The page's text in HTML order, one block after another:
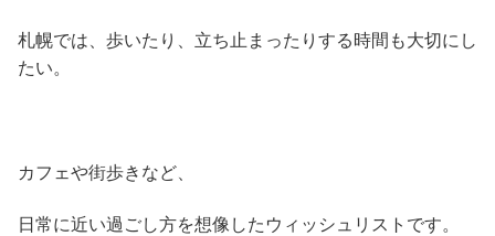
札幌では、歩いたり、立ち止まったりする時間も大切にし
たい。
カフェや街歩きなど、
日常に近い過ごし方を想像したウィッシュリストです。